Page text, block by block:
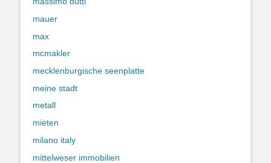
mauer
max
mcmakler
mecklenburgische seenplatte
meine stadt
metall
mieten
milano italy
mittelweser immobilien